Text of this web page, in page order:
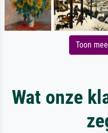
Toon
Wat onze